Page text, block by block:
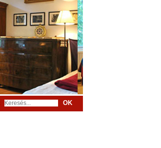
OK